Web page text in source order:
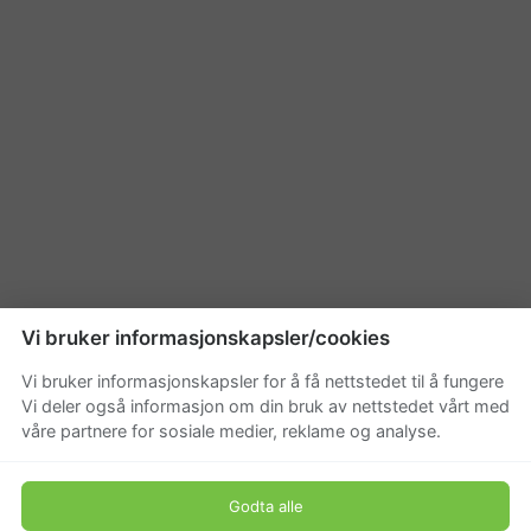
Vi bruker informasjonskapsler/cookies
Vi bruker informasjonskapsler for å få nettstedet til å fungere
Vi deler også informasjon om din bruk av nettstedet vårt med
våre partnere for sosiale medier, reklame og analyse.
Godta alle